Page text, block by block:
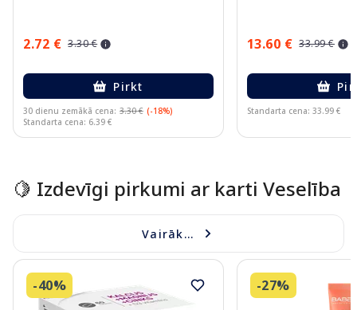
2.72 € 3.30 €
Pirkt
30 dienu zemākā cena: 3.30 € (-18%)
Standarta cena: 6.39 €
13.60 € 33.99 €
Standarta cena: 33.99 €
🍋 Izdevīgi pirkumi ar karti Veselība
Vairāk...
-40% -27%